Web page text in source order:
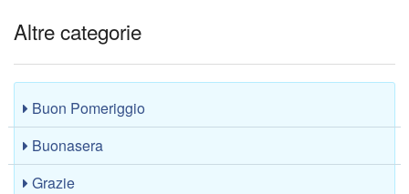
Altre categorie
Buon Pomeriggio
Buonasera
Grazie